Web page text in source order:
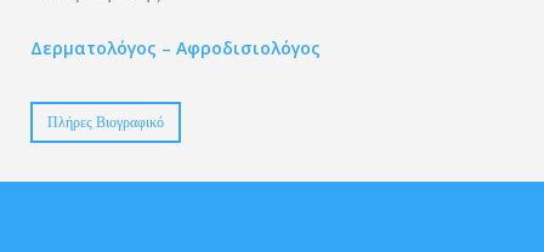
Δερματολόγος – Αφροδισιολόγος
Πλήρες Βιογραφικό